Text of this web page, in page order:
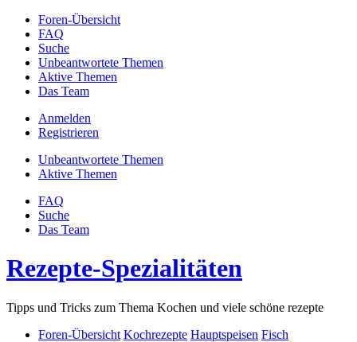
Foren-Übersicht
FAQ
Suche
Unbeantwortete Themen
Aktive Themen
Das Team
Anmelden
Registrieren
Unbeantwortete Themen
Aktive Themen
FAQ
Suche
Das Team
Rezepte-Spezialitäten
Tipps und Tricks zum Thema Kochen und viele schöne rezepte
Foren-Übersicht Kochrezepte Hauptspeisen Fisch